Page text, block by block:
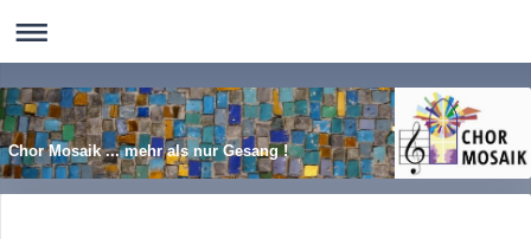
Chor Mosaik ... mehr als nur Gesang !